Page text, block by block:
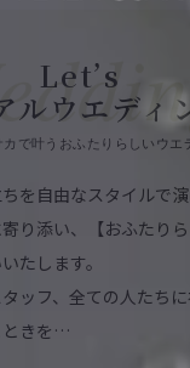
Let’s
ルウエディ
カで叶うおふたりらしいウエ
を自由なスタイルで演
り添い、【おふたり
たします。
ッフ、全ての人たち
ときを…